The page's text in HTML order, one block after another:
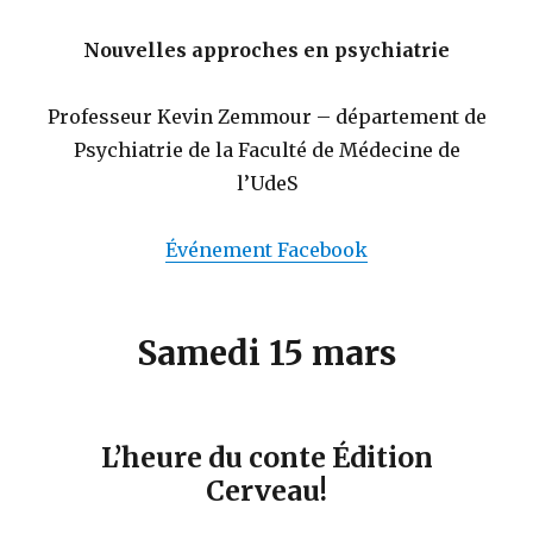
Nouvelles approches en psychiatrie
Professeur Kevin Zemmour – département de
Psychiatrie de la Faculté de Médecine de
l’UdeS
Événement Facebook
Samedi 15 mars
L’heure du conte Édition
Cerveau!